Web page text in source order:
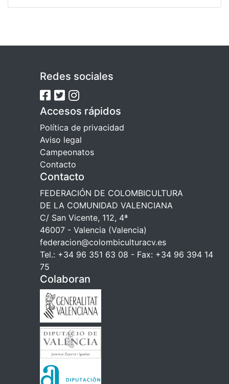
Redes sociales
Accesos rápidos
Política de privacidad
Aviso legal
Campeonatos
Contacto
Contacto
FEDERACIÓN DE COLOMBICULTURA
DE LA COMUNIDAD VALENCIANA
C/ San Vicente, 112, 4ª
46007 - Valencia (Valencia)
federacion@colombiculturacv.es
Tel.: +34 96 351 63 08 - Fax: +34 96 394 14
75
Colaboran